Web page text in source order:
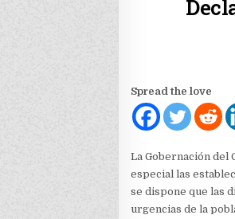
Spread the love
La Gobernación del
especial las
se dispone que las
urgencias de la